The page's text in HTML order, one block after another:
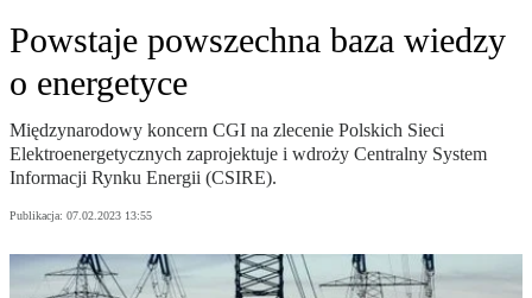
Powstaje powszechna baza wiedzy
o energetyce
Międzynarodowy koncern CGI na zlecenie Polskich Sieci
Elektroenergetycznych zaprojektuje i wdroży Centralny System
Informacji Rynku Energii (CSIRE).
Publikacja: 07.02.2023 13:55